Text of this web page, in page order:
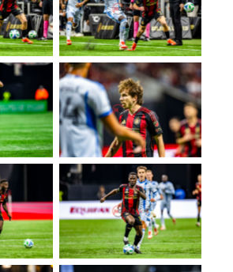
No Caption
No Caption
No Caption